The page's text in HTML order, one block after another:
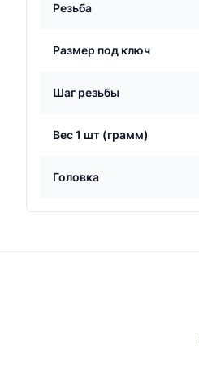
Резьба
Размер под ключ
Шаг резьбы
Вес 1 шт (грамм)
Головка